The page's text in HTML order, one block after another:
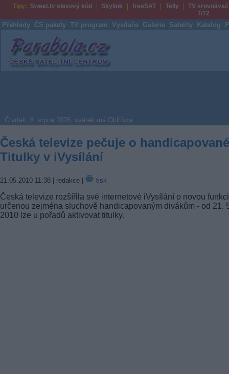
Tipy: Sweet.tv slevový kód Skylink freeSAT Telly
TV srovnávač
T/T2
Přehledy ČS pakety TV program Vysílače Galerie Satelity Katalog
Parabola.cz
Čtvrtek, 6. srpna 2026, svátek má Oldřiška
Česká televize pečuje o
Titulky v iVysílání
21.05.2010 11:38 | redakce | tisk
Česká televize rozšířila své internetové iVysílání o novou funkci
určenou zejména sluchově handicapovaným divákům - od 21.
2010 lze u pořadů aktivovat titulky.